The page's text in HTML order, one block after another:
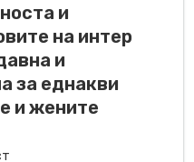
и
на интер
и
за еднакви
и жените